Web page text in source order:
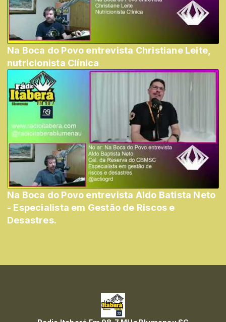
Na Boca do Povo entrevista Christiane Leite,
nutricionista Clínica
Na Boca do Povo entrevista Aldo Batista Neto
- Especialista em Gestão de Riscos e
Desastres.